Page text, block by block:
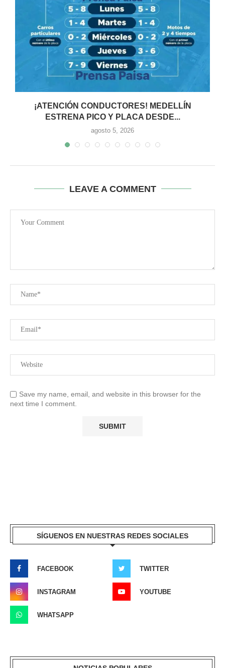
¡ATENCIÓN CONDUCTORES! MEDELLÍN
ESTRENA PICO Y PLACA DESDE...
agosto 5, 2026
LEAVE A COMMENT
Save my name, email, and website in this browser for the
next time I comment.
SÍGUENOS EN NUESTRAS REDES SOCIALES
FACEBOOK TWITTER
INSTAGRAM YOUTUBE
WHATSAPP